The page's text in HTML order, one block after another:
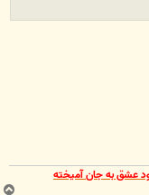
عشق به جان آمیخته
ب